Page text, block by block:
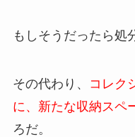
もしそうだったら処
その代わり、
コレク
に、新たな収納スペ
ろだ。